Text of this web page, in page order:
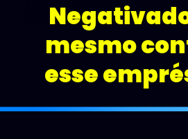
mesmo
esse